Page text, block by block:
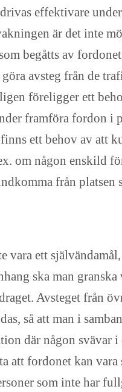
effektivare
är det inte
begåtts av
avsteg från de
föreligger ett
framföra fordon
ett behov av att
om någon enskild
från platsen
vara ett
ska man
Avsteget från
så att man i
där någon
att fordonet kan
som inte har